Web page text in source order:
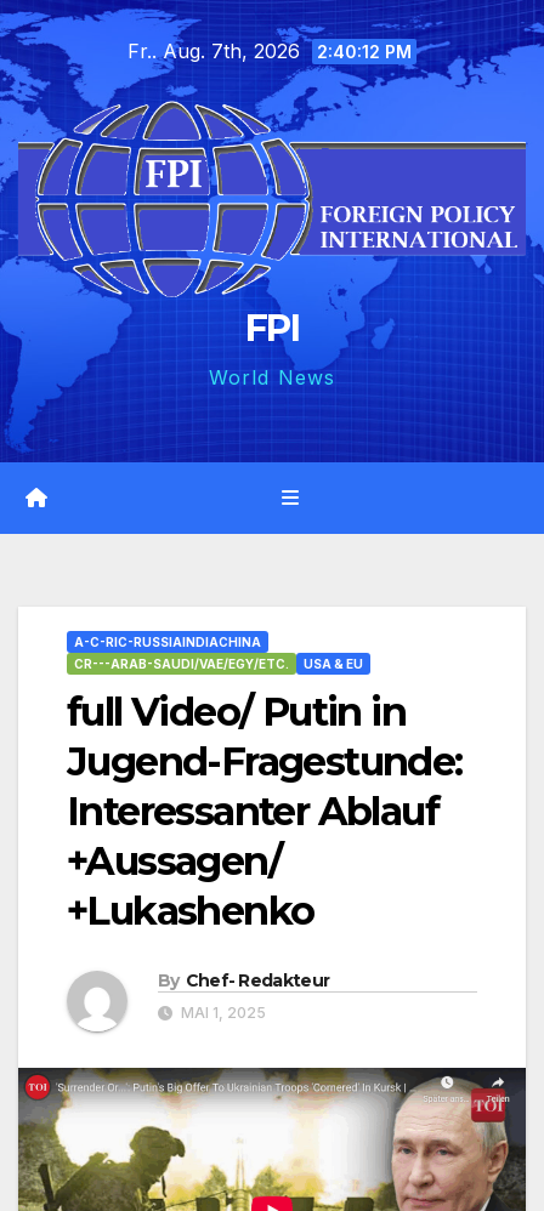
Skip
to
content
Fr.. Aug. 7th, 2026 2:40:14 PM
FPI
World News
A-C-RIC-RUSSIAINDIACHINA
CR---ARAB-SAUDI/VAE/EGY/ETC.
USA & EU
full Video/ Putin in
Jugend-Fragestunde:
Interessanter Ablauf
+Aussagen/
+Lukashenko
By Chef- Redakteur
MAI 1, 2025